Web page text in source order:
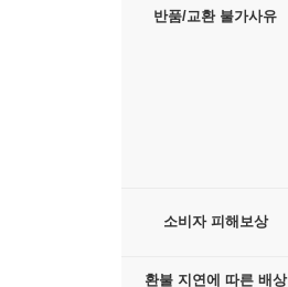
반품/교환 불가사유
소비자 피해보상
환불 지연에 따른 배상